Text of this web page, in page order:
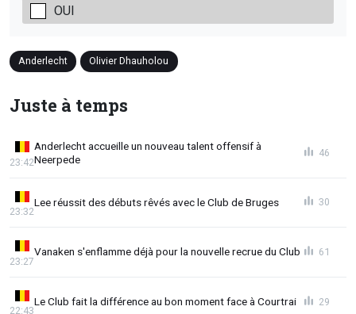
OUI
Anderlecht Olivier Dhauholou
Juste à temps
Anderlecht accueille un nouveau talent offensif à
Neerpede
23:42
46
Lee réussit des débuts rêvés avec le Club de Bruges
23:32
30
Vanaken s'enflamme déjà pour la nouvelle recrue du Club
23:27
61
Le Club fait la différence au bon moment face à Courtrai
22:43
29